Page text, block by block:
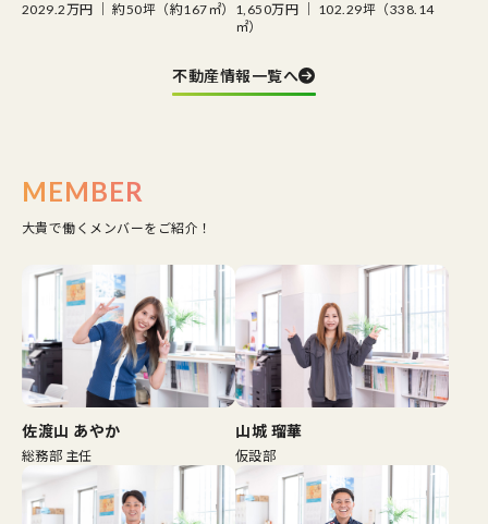
2029.2万円 ｜ 約50坪（約167㎡） 1,650万円 ｜ 102.29坪（338.14
㎡）
不動産情報一覧へ
MEMBER
大貴で働くメンバーをご紹介！
佐渡山 あやか
総務部 主任
山城 瑠華
仮設部